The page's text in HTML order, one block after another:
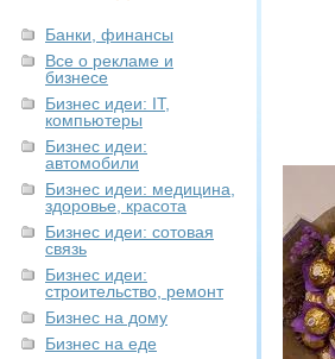
Банки, финансы
Все о рекламе и
бизнесе
Бизнес идеи: IT,
компьютеры
Бизнес идеи:
автомобили
Бизнес идеи: медицина,
здоровье, красота
Бизнес идеи: сотовая
связь
Бизнес идеи:
строительство, ремонт
Бизнес на дому
Бизнес на еде